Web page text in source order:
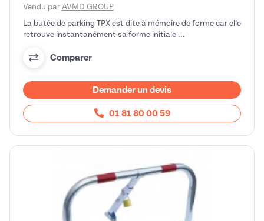
Vendu par AVMD GROUP
La butée de parking TPX est dite à mémoire de forme car elle
retrouve instantanément sa forme initiale ...
Comparer
Demander un devis
01 81 80 00 59